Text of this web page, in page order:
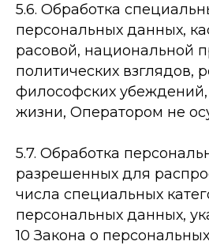
5.6. Обработка
персональных данных,
расовой, национальной
политических взглядов,
философских
жизни, Оператором не
5.7. Обработка
разрешенных для
числа специальных
персональных данных,
10 Закона о